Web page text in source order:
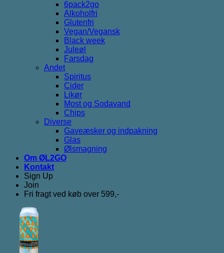
6pack2go
Alkoholfri
Glutenfri
Vegan/Vegansk
Black week
Juleøl
Farsdag
Andet
Spiritus
Cider
Likør
Most og Sodavand
Chips
Diverse
Gaveæsker og indpakning
Glas
Ølsmagning
Om ØL2GO
Kontakt
Sign Up
Join
Fri fragt ved køb over 599,-